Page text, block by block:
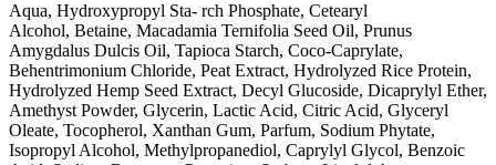
Aqua, Hydroxypropyl Sta- rch Phosphate, Cetearyl
Alcohol, Betaine, Macadamia Ternifolia Seed Oil, Prunus
Amygdalus Dulcis Oil, Tapioca Starch, Coco-Caprylate,
Behentrimonium Chloride, Peat Extract, Hydrolyzed Rice Protein,
Hydrolyzed Hemp Seed Extract, Decyl Glucoside, Dicaprylyl Ether,
Amethyst Powder, Glycerin, Lactic Acid, Citric Acid, Glyceryl
Oleate, Tocopherol, Xanthan Gum, Parfum, Sodium Phytate,
Isopropyl Alcohol, Methylpropanediol, Caprylyl Glycol, Benzoic